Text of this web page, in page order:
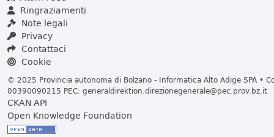
Ringraziamenti
Note legali
Privacy
Contattaci
Cookie
© 2025 Provincia autonoma di Bolzano - Informatica Alto Adige SPA •
00390090215 PEC: generaldirektion.direzionegenerale@pec.prov.bz.it
CKAN API
Open Knowledge Foundation